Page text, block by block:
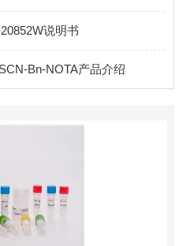
说明书
Bn-NOTA产品介绍